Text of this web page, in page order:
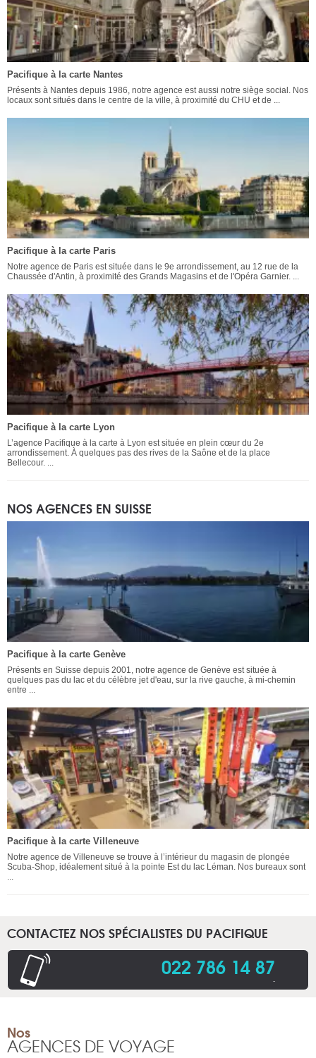
Pacifique à la carte Nantes
Présents à Nantes depuis 1986, notre agence est aussi notre siège social. Nos
locaux sont situés dans le centre de la ville, à proximité du CHU et de ...
Pacifique à la carte Paris
Notre agence de Paris est située dans le 9e arrondissement, au 12 rue de la
Chaussée d'Antin, à proximité des Grands Magasins et de l'Opéra Garnier. ...
Pacifique à la carte Lyon
L’agence Pacifique à la carte à Lyon est située en plein cœur du 2e
arrondissement. À quelques pas des rives de la Saône et de la place
Bellecour. ...
NOS AGENCES EN SUISSE
Pacifique à la carte Genève
Présents en Suisse depuis 2001, notre agence de Genève est située à
quelques pas du lac et du célèbre jet d'eau, sur la rive gauche, à mi-chemin
entre ...
Pacifique à la carte Villeneuve
Notre agence de Villeneuve se trouve à l’intérieur du magasin de plongée
Scuba-Shop, idéalement situé à la pointe Est du lac Léman. Nos bureaux sont
CONTACTEZ NOS SPÉCIALISTES DU PACIFIQUE
022 786 14 87
Nos
AGENCES DE VOYAGE